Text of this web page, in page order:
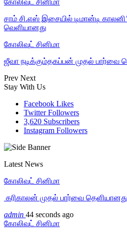
சாம் சி.எஸ் இசையில் டிமான்டி
வெளியானது
கோலிவுட் சினிமா
ஜீவா நடிக்கும்தகப்பன் முதல் பார்வை
Prev Next
Stay With Us
Facebook Likes
Twitter Followers
3,620 Subscribers
Instagram Followers
Latest News
கோலிவுட் சினிமா
‎ கரிகாலன் முதல் பார்வை தெளியானது
admin 44 seconds ago
கோலிவுட் சினிமா